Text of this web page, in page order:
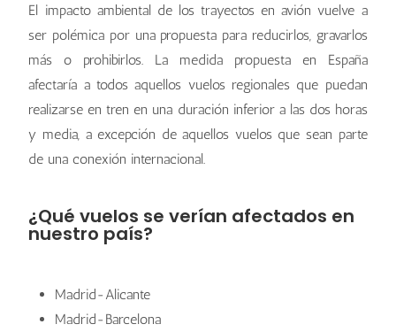
El impacto ambiental de los trayectos en avión vuelve a
ser polémica por una propuesta para reducirlos, gravarlos
más o prohibirlos. La medida propuesta en España
afectaría a todos aquellos vuelos regionales que puedan
realizarse en tren en una duración inferior a las dos horas
y media, a excepción de aquellos vuelos que sean parte
de una conexión internacional.
¿Qué vuelos se verían afectados en
nuestro país?
Madrid-Alicante
Madrid-Barcelona